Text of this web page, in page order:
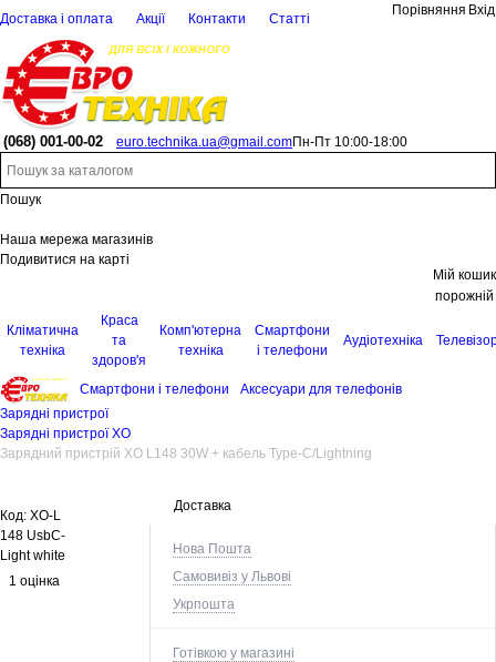
Доставка і оплата Акції Контакти Статті
Порівняння Вхід
(068) 001-00-02 euro.technika.ua@gmail.comПн-Пт 10:00-18:00
Пошук
Наша мережа магазинів
Подивитися на карті
Мій кошик
порожній
Кліматична
техніка
Краса
та
здоров'я
Комп'ютерна
техніка
Смартфони
і телефони
Аудіотехніка
Смартфони і телефони
Аксесуари для телефонів
Зарядні пристрої
Зарядні пристрої XO
Зарядний пристрій XO L148 30W + кабель Type-C/Lightning
Доставка
Нова Пошта
Самовивіз у Львові
Укрпошта
Готівкою у магазині
Код: XO-L
148 UsbC-
Light white
1 оцінка